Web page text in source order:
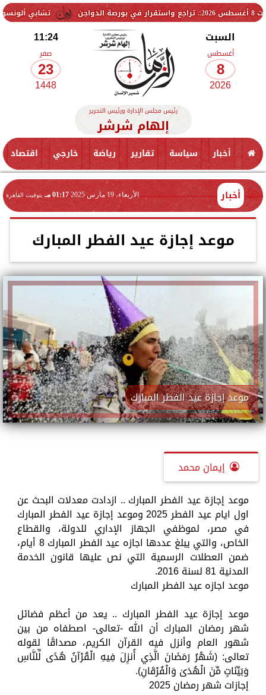
تشابي ألونسو يحسم موقف
السبت
أغسطس
8
2026
11:24
صفر
23
1448
رئيس مجلس الإدارة ورئيس التحرير
إلهام شرشر
أخبار سياسة تقارير رياضة خارجي اقتصاد
أخبار الأربعاء، 19 مارس 2025 01:17 مـ بتوقيت القاهرة
موعد إجازة عيد الفطر المبارك
موعد إجازة عيد الفطر المبارك
إيمان محمد
موعد إجازة عيد الفطر المبارك .. ازدادت معدلات البحث عن
اول ايام عيد الفطر 2025 وموعد إجازة عيد الفطر المبارك
في مصر، لموظفي الجهاز الإداري للدولة، والقطاع
الخاص، والتي يبلغ عددها اجازه عيد الفطر المبارك 8 أيام،
ضمن العطلات الرسمية التي نص عليها قانون الخدمة
المدنية 81 لسنة 2016.
موعد اجازه عيد الفطر المبارك
موعد إجازة عيد الفطر المبارك .. يعد من أعظم فضائل
شهر رمضان المبارك أن الله -تعالى- اصطفاه من بين
شهور العام وأنزل فيه القرآن الكريم، مصداقًا لقوله
تعالى: (شَهْرُ رَمَضَانَ الَّذِي أُنزِلَ فِيهِ الْقُرْآنُ هُدًى لِّلنَّاسِ
وَبَيِّنَاتٍ مِّنَ الْهُدَىٰ وَالْفُرْقَانِ).
إجازات شهر رمضان 2025